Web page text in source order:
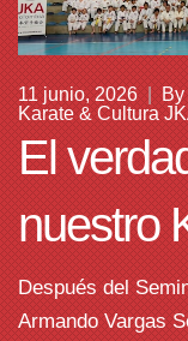
11 junio, 2026 | By
Karate & Cultura
El
nuestro
Después del
Armando Vargas